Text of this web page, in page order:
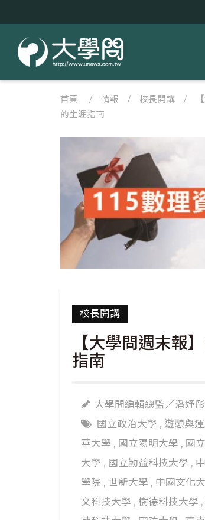
首頁 / 情報 / 校長開講 /
的生涯指南
校長開講
【大學問週末報
指南
大學問編輯總監／潘妤彤
國立政治大學 , 遊憩與
華大學 , 國立陽明大學 , 國
大學 , 國立勤益科技大學 ,
學院 , 世新大學 , 中國文化
文科技大學 , 樹德科技大學 ,